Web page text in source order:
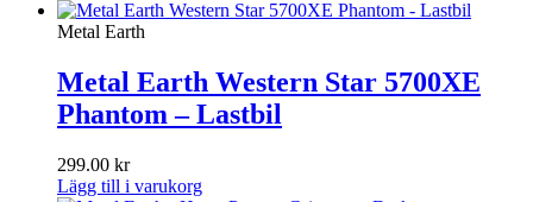
Metal Earth
Metal Earth Western Star 5700XE
Phantom – Lastbil
299.00 kr
Lägg till i varukorg